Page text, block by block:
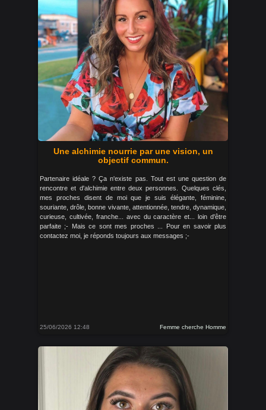
Une alchimie nourrie par une vision, un
objectif commun.
Partenaire idéale ? Ça n'existe pas. Tout est une question de
rencontre et d'alchimie entre deux personnes. Quelques clés,
mes proches disent de moi que je suis élégante, féminine,
souriante, drôle, bonne vivante, attentionnée, tendre, dynamique,
curieuse, cultivée, franche... avec du caractère et... loin d'être
parfaite ;- Mais ce sont mes proches ... Pour en savoir plus
contactez moi, je réponds toujours aux messages ;-
25/06/2026 12:48 Femme cherche Homme